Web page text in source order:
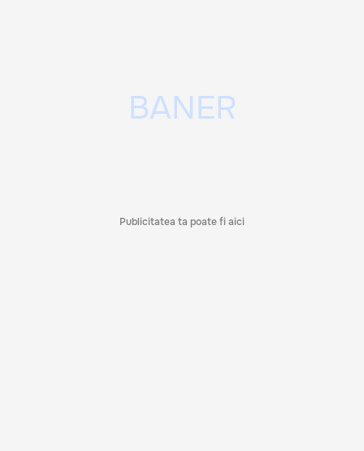
Publicitatea ta poate fi aici